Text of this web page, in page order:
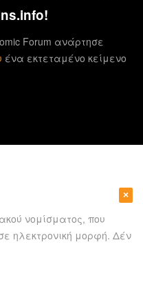
Forum ανάρτησε
ένα εκτεταμένο κείμενο
νομίσματος, που
ηλεκτρονική μορφή. Δέν